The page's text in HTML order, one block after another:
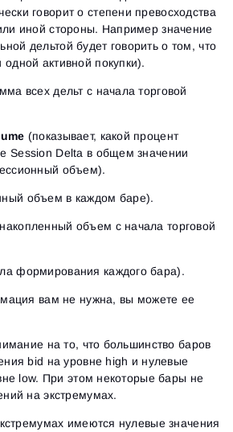
говорит о степени превосходства
иной стороны. Например значение
дельтой будет говорить о том, что
активной покупки).
всех дельт с начала торговой
(показывает, какой процент
Session Delta в общем значении
объем).
объем в каждом баре).
объем с начала торговой
формирования каждого бара).
вам не нужна, вы можете ее
на то, что большинство баров
bid на уровне high и нулевые
low. При этом некоторые бары не
на экстремумах.
имеются нулевые значения